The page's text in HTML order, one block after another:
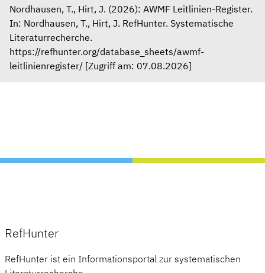
Nordhausen, T., Hirt, J. (2026): AWMF Leitlinien-Register.
In: Nordhausen, T., Hirt, J. RefHunter. Systematische
Literaturrecherche.
https://refhunter.org/database_sheets/awmf-
leitlinienregister/ [Zugriff am: 07.08.2026]
RefHunter
RefHunter ist ein Informationsportal zur systematischen